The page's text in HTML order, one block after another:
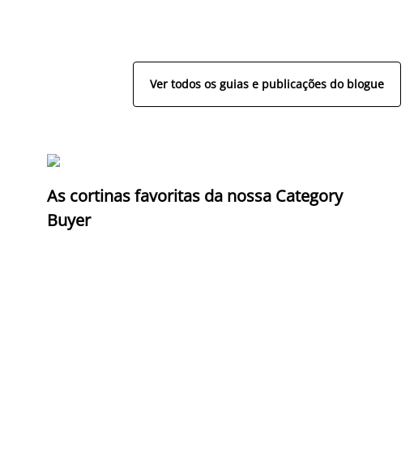
Ver todos os guias e publicações do blogue
As cortinas favoritas da nossa Category
Buyer